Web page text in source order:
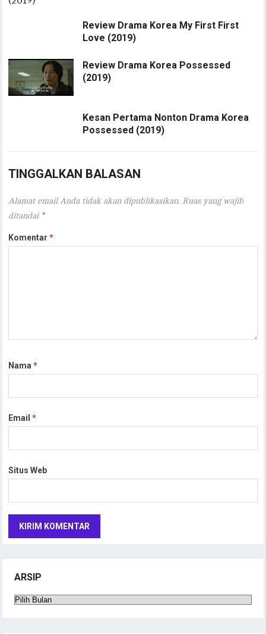
Review Drama Korea My First First
Love (2019)
Review Drama Korea Possessed
(2019)
Kesan Pertama Nonton Drama Korea
Possessed (2019)
TINGGALKAN BALASAN
Alamat email Anda tidak akan dipublikasikan. Ruas yang wajib
ditandai *
Komentar*
Nama*
Email*
Situs Web
ARSIP
Arsip